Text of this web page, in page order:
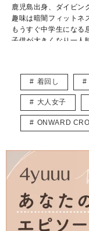
鹿児島出身、ダイビン
趣味は暗闇フィットネ
もうすぐ中学生になる
子供が大きくなり一人
ファッションを楽しん
こちらでは主に
り入れたトレンド記
宜しくお願いします。
着回し
大人女子
ONWARD